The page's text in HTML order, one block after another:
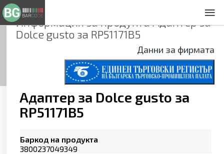
Информация за продуктаАдаптер за
Dolce gusto за RP51171B5
Данни за фирмата
Адаптер за Dolce gusto за
RP51171B5
Баркод на продукта
3800237049349
Общи условия
Декларация за проверителност
Заснемане на продукти
Контакти